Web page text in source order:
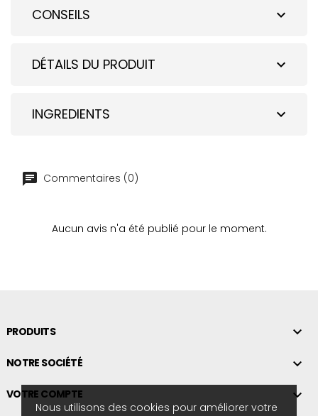
Nous utilisons des cookies pour améliorer votre
expand_more
CONSEILS
expand_more
DÉTAILS DU PRODUIT
expand_more
INGREDIENTS
Commentaires (0)
Aucun avis n'a été publié pour le moment.
PRODUITS 
NOTRE SOCIÉTÉ 
VOTRE COMPTE 